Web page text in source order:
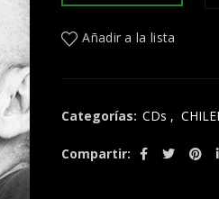
Añadir a la lista
Categorías: CDs ,
Compartir